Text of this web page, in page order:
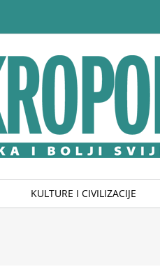
KULTURE I CIVILIZACIJE